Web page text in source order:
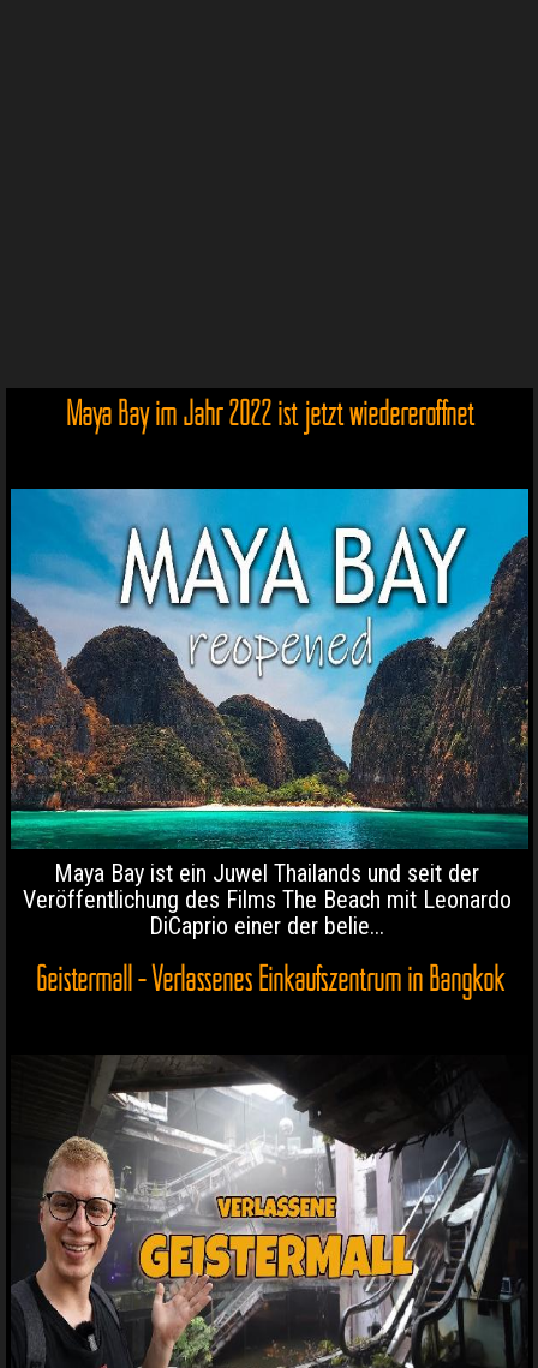
Maya Bay im Jahr 2022 ist jetzt wiedereröffnet
Maya Bay ist ein Juwel Thailands und seit der
Veröffentlichung des Films The Beach mit Leonardo
DiCaprio einer der belie...
Geistermall - Verlassenes Einkaufszentrum in Bangkok